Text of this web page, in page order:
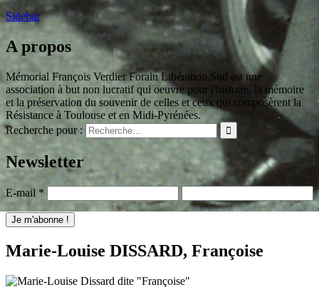
Sidebar
A propos
Mémorial François Verdier Forain Libération Sud est une
association à but non lucratif qui oeuvre pour l'histoire, la mémoire
et la préservation du souvenir de celles et ceux qui composèrent la
Résistance à Toulouse et en Midi-Pyrénées.
Recherche pour :
Newsletter
E-mail *
Marie-Louise DISSARD, Françoise